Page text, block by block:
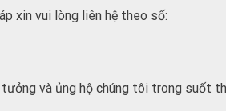
xin vui lòng liên hệ theo số:
và ủng hộ chúng tôi trong suốt